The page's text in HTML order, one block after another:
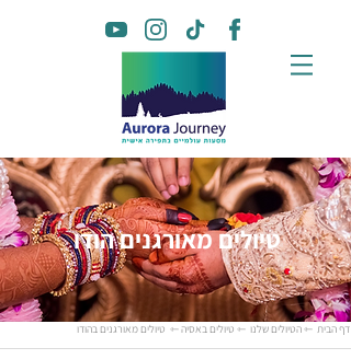
טיולים מאורגנים הודו
דף הבית ⇽ הטיולים שלנו ⇽ טיולים באסיה⇽ טיולים מאורגנים בהודו